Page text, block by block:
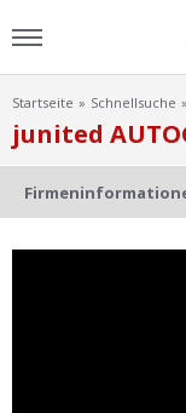
Home
Startseite Schnellsuche
junited